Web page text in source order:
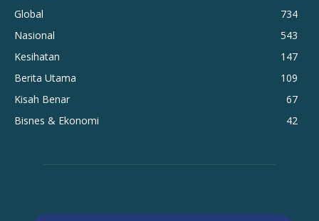
Global
734
Nasional
543
Kesihatan
147
Berita Utama
109
Kisah Benar
67
Bisnes & Ekonomi
42